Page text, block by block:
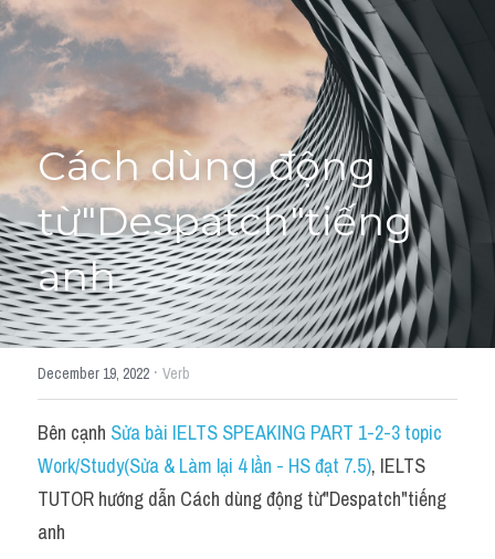
Học thử →
Cách dùng động
từ"Despatch"tiếng
anh
December 19, 2022 · Verb
Bên cạnh Sửa bài IELTS SPEAKING PART 1-2-3 topic
Work/Study(Sửa & Làm lại 4 lần - HS đạt 7.5), IELTS
TUTOR hướng dẫn Cách dùng động từ"Despatch"tiếng
anh